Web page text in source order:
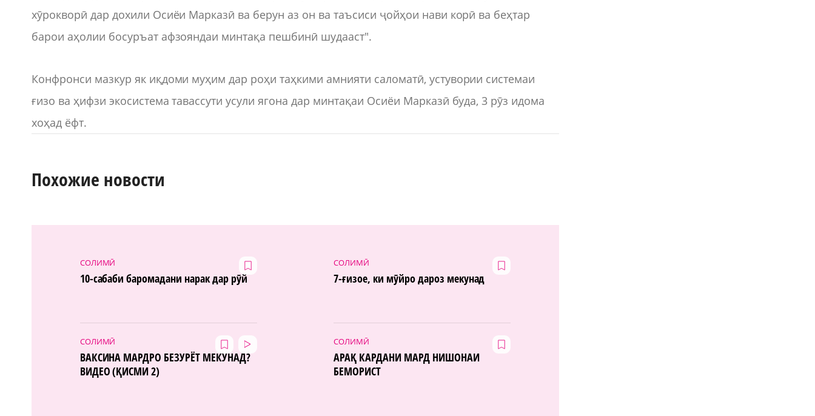
хӯрокворӣ дар дохили Осиёи Марказӣ ва берун аз он ва таъсиси ҷойҳои нави корӣ ва беҳтар
барои аҳолии босуръат афзояндаи минтақа пешбинӣ шудааст".
Конфронси мазкур як иқдоми муҳим дар роҳи таҳкими амнияти саломатӣ, устувории системаи
ғизо ва ҳифзи экосистема тавассути усули ягона дар минтақаи Осиёи Марказӣ буда, 3 рӯз идома
хоҳад ёфт.
Похожие новости
СОЛИМӢ
10-сабаби баромадани нарак дар рӯй
СОЛИМӢ
7-ғизое, ки мӯйро дароз мекунад
СОЛИМӢ
ВАКСИНА МАРДРО БЕЗУРЁТ МЕКУНАД?
ВИДЕО (ҚИСМИ 2)
СОЛИМӢ
АРАҚ КАРДАНИ МАРД НИШОНАИ
БЕМОРИСТ